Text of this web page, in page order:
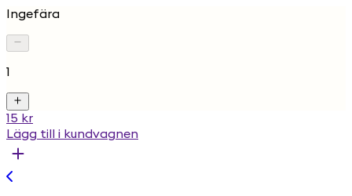
Ingefära
1
15 kr
Lägg till i kundvagnen